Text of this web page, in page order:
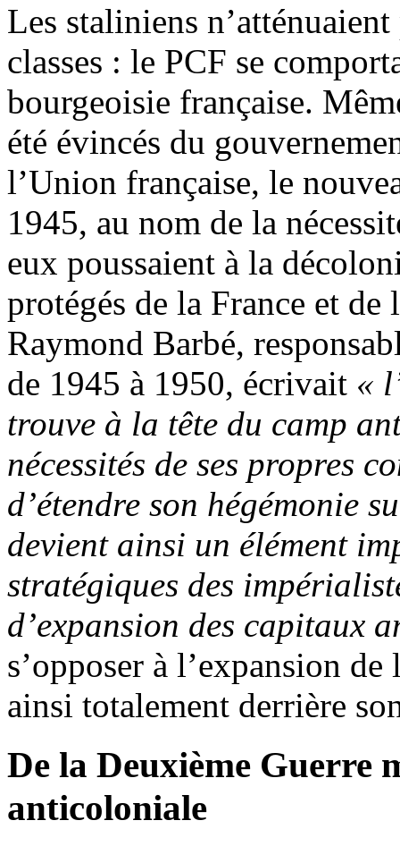
Les staliniens
classes : le PCF se
bourgeoisie française.
été évincés du
l’Union française, le
1945, au nom de la
eux poussaient à la
protégés de la France et
Raymond Barbé,
de 1945 à 1950, écrivait «
trouve à la tête du camp
nécessités de ses propres
d’étendre son hégémonie
devient ainsi un élément
stratégiques des
d’expansion des capitaux
s’opposer à l’expansion
ainsi totalement derrière
De la Deuxième Guerre
anticoloniale